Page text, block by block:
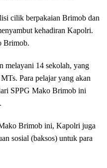
cilik berpakaian Brimob dan
kehadiran Kapolri.
Brimob.
melayani 14 sekolah, yang
Para pelajar yang akan
SPPG Mako Brimob ini
Brimob ini, Kapolri juga
sosial (baksos) untuk para